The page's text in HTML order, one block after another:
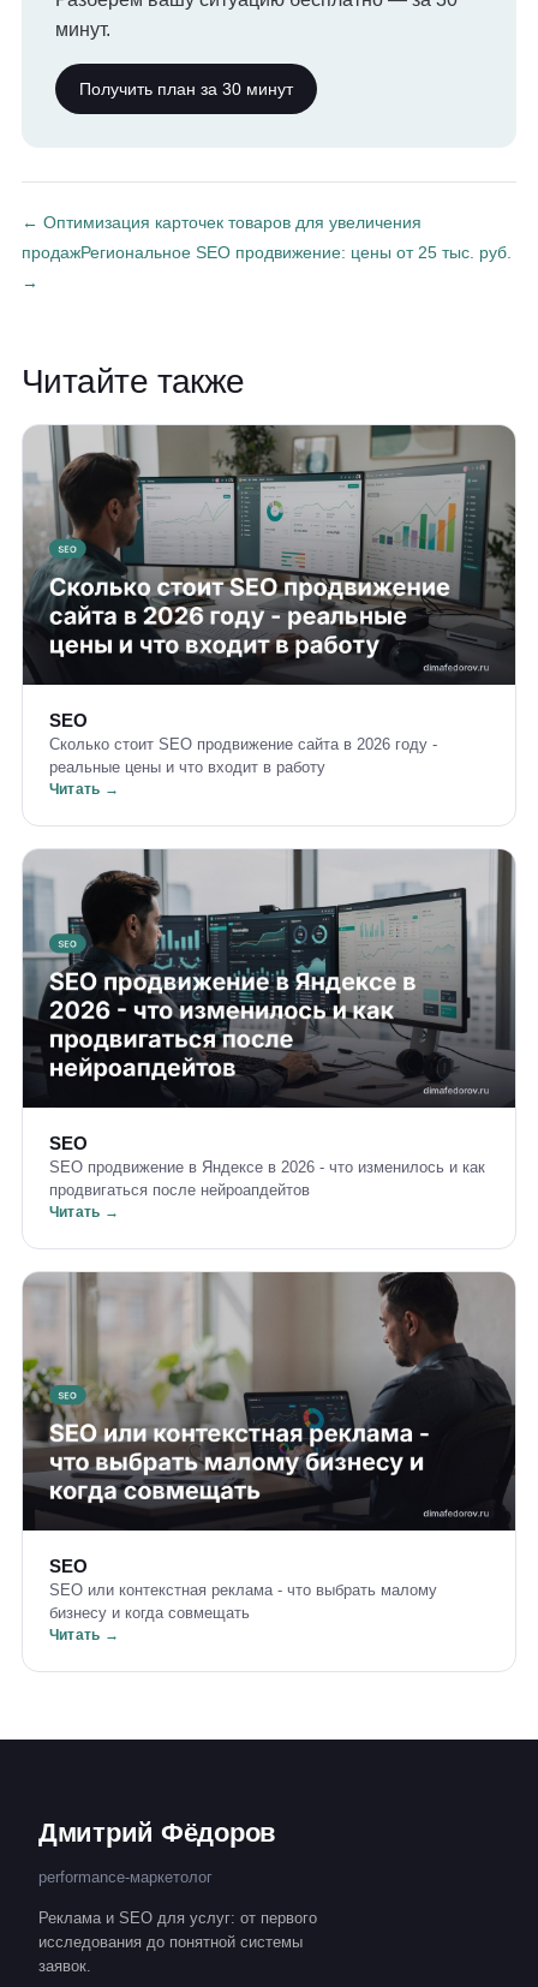
минут.
Получить план за 30 минут
← Оптимизация карточек товаров для увеличения
продажРегиональное SEO продвижение: цены от 25 тыс. руб.
→
Читайте также
SEO
Сколько стоит SEO продвижение сайта в 2026 году -
реальные цены и что входит в работу
Читать →
SEO
SEO продвижение в Яндексе в 2026 - что изменилось и как
продвигаться после нейроапдейтов
Читать →
SEO
SEO или контекстная реклама - что выбрать малому
бизнесу и когда совмещать
Читать →
Дмитрий Фёдоров
performance-маркетолог
Реклама и SEO для услуг: от первого
исследования до понятной системы
заявок.